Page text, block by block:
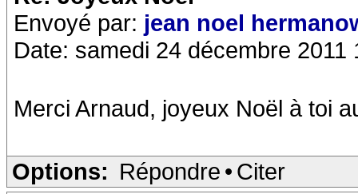
Envoyé par: jean noel
Date: samedi 24 décembre 2011
Merci Arnaud, joyeux Noël à toi
Options: Répondre • Citer